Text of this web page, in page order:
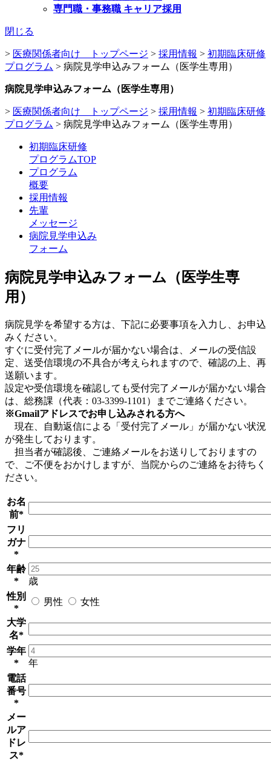
専門職・事務職 キャリア採用
閉じる
> 医療関係者向け トップページ > 採用情報 > 初期臨床研修
プログラム > 病院見学申込みフォーム（医学生専用）
病院見学申込みフォーム（医学生専用）
> 医療関係者向け トップページ > 採用情報 > 初期臨床研修
プログラム > 病院見学申込みフォーム（医学生専用）
初期臨床研修
プログラムTOP
プログラム
概要
採用情報
先輩
メッセージ
病院見学申込み
フォーム
病院見学申込みフォーム（医学生専
用）
病院見学を希望する方は、下記に必要事項を入力し、お申込
みください。
すぐに受付完了メールが届かない場合は、メールの受信設
定、送受信環境の不具合が考えられますので、確認の上、再
送願います。
設定や受信環境を確認しても受付完了メールが届かない場合
は、総務課（代表：03-3399-1101）までご連絡ください。
※Gmailアドレスでお申し込みされる方へ
現在、自動返信による「受付完了メール」が届かない状況
が発生しております。
担当者が確認後、ご連絡メールをお送りしておりますの
で、ご不便をおかけしますが、当院からのご連絡をお待ちく
ださい。
お名
前*
フリ
ガナ
*
年齢
*
歳
性別
*
男性
女性
大学
名*
学年
*
年
電話
番号
*
メー
ルア
ドレ
ス*